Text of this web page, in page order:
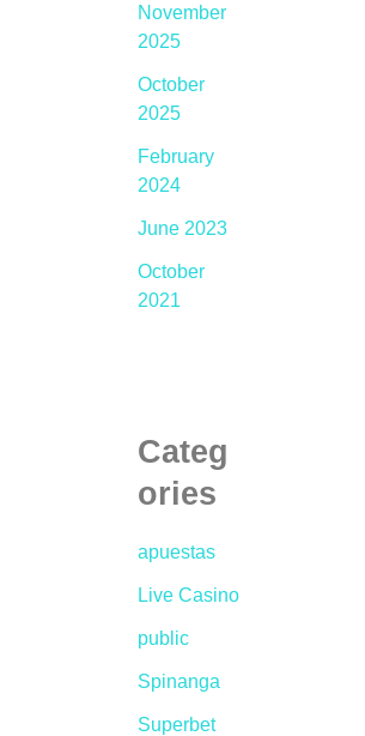
November
2025
October
2025
February
2024
June 2023
October
2021
Categ
ories
apuestas
Live Casino
public
Spinanga
Superbet